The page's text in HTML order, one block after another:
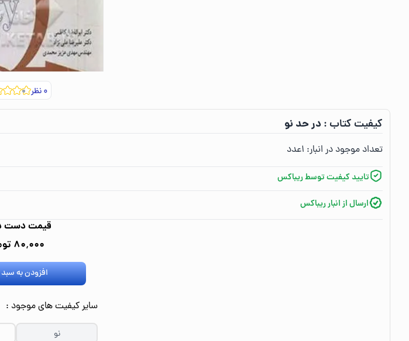
۰نظر
کیفیت کتاب :‌در حد نو
تعداد موجود در انبار:‌ ۱عدد
تایید کیفیت توسط ریباکس
ارسال از انبار ریباکس
قیمت دست
۸۰٬۰۰۰ تومان
افزودن به
سایر کیفیت های موجود :
نو